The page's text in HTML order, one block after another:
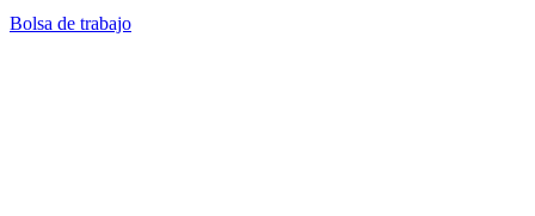
Bolsa de trabajo